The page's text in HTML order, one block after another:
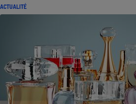
ACTUALITÉ